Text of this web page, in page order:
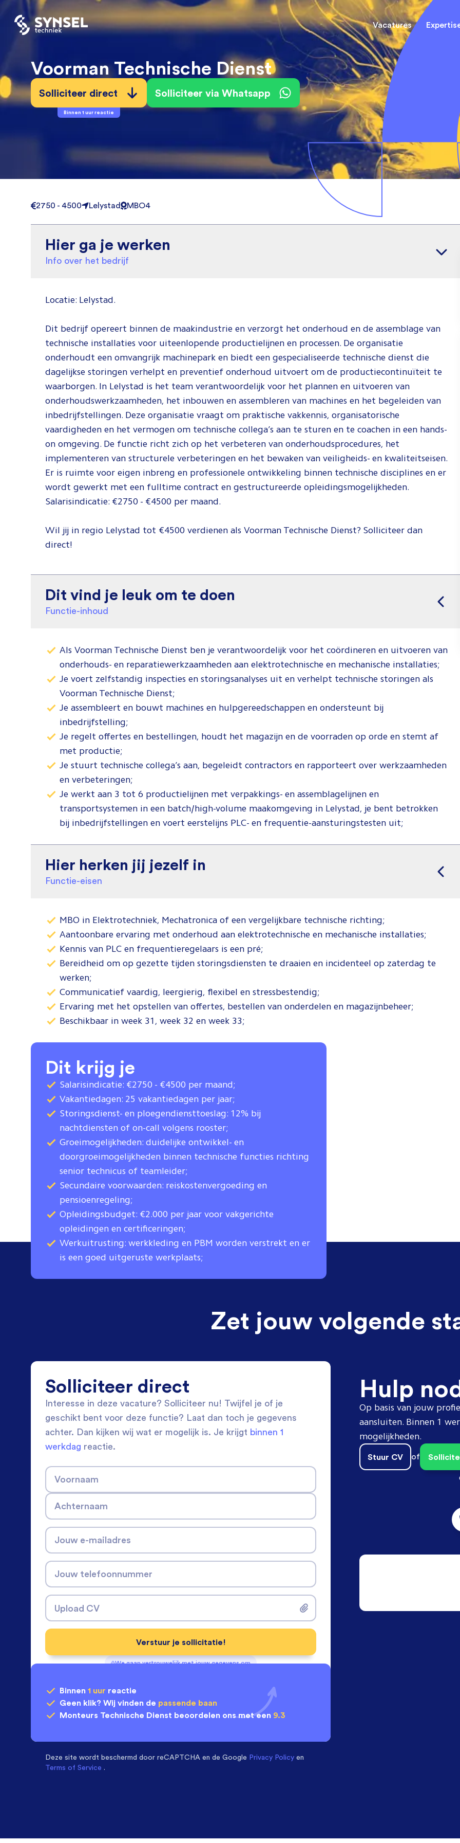
Vacatures
(Field) Service Engineers
Software & Electrical
Engineers
Monteurs binnendienst
Technisch-Commercieel
(Field) Service Engineers
Software & Electrical
Engineers
Monteurs binnendienst
Voorman Technische Dienst
Solliciteer direct
Binnen 1 uur reactie
Solliciteer via Whatsapp
voor
en wij weten
2750 - 4500 Lelystad MBO4
Hier ga je werken
Info over het bedrijf
Locatie: Lelystad.
Dit bedrijf opereert binnen de maakindustrie en verzorgt het onderhoud en de assemblage van
technische installaties voor uiteenlopende productielijnen en processen. De organisatie
onderhoudt een omvangrijk machinepark en biedt een gespecialiseerde technische dienst die
dagelijkse storingen verhelpt en preventief onderhoud uitvoert om de productiecontinuïteit te
waarborgen. In Lelystad is het team verantwoordelijk voor het plannen en uitvoeren van
onderhoudswerkzaamheden, het inbouwen en assembleren van machines en het begeleiden van
inbedrijfstellingen. Deze organisatie vraagt om praktische vakkennis, organisatorische
vaardigheden en het vermogen om technische collega’s aan te sturen en te coachen in een hands-
on omgeving. De functie richt zich op het verbeteren van onderhoudsprocedures, het
implementeren van structurele verbeteringen en het bewaken van veiligheids- en kwaliteitseisen.
Er is ruimte voor eigen inbreng en professionele ontwikkeling binnen technische disciplines en er
wordt gewerkt met een fulltime contract en gestructureerde opleidingsmogelijkheden.
Salarisindicatie: €2750 - €4500 per maand.
Wil jij in regio Lelystad tot €4500 verdienen als Voorman Technische Dienst? Solliciteer dan
direct!
Dit vind je leuk om te doen
Functie-inhoud
Als Voorman Technische Dienst ben je verantwoordelijk voor het coördineren en uitvoeren van
onderhouds- en reparatiewerkzaamheden aan elektrotechnische en mechanische installaties;
Je voert zelfstandig inspecties en storingsanalyses uit en verhelpt technische storingen als
Voorman Technische Dienst;
Je assembleert en bouwt machines en hulpgereedschappen en ondersteunt bij
inbedrijfstelling;
Je regelt offertes en bestellingen, houdt het magazijn en de voorraden op orde en stemt af
met productie;
Je stuurt technische collega’s aan, begeleidt contractors en rapporteert over werkzaamheden
en verbeteringen;
Je werkt aan 3 tot 6 productielijnen met verpakkings- en assemblagelijnen en
transportsystemen in een batch/high-volume maakomgeving in Lelystad, je bent betrokken
bij inbedrijfstellingen en voert eerstelijns PLC- en frequentie-aansturingstesten uit;
Hier herken jij jezelf in
Functie-eisen
MBO in Elektrotechniek, Mechatronica of een vergelijkbare technische richting;
Aantoonbare ervaring met onderhoud aan elektrotechnische en mechanische installaties;
Kennis van PLC en frequentieregelaars is een pré;
Bereidheid om op gezette tijden storingsdiensten te draaien en incidenteel op zaterdag te
werken;
Communicatief vaardig, leergierig, flexibel en stressbestendig;
Ervaring met het opstellen van offertes, bestellen van onderdelen en magazijnbeheer;
Beschikbaar in week 31, week 32 en week 33;
Dit krijg je
Salarisindicatie: €2750 - €4500 per maand;
Vakantiedagen: 25 vakantiedagen per jaar;
Storingsdienst- en ploegendiensttoeslag: 12% bij
nachtdiensten of on-call volgens rooster;
Groeimogelijkheden: duidelijke ontwikkel- en
doorgroeimogelijkheden binnen technische functies richting
senior technicus of teamleider;
Secundaire voorwaarden: reiskostenvergoeding en
pensioenregeling;
Opleidingsbudget: €2.000 per jaar voor vakgerichte
opleidingen en certificeringen;
Werkuitrusting: werkkleding en PBM worden verstrekt en er
is een goed uitgeruste werkplaats;
Zet jouw volgende
Solliciteer direct
Interesse in deze vacature? Solliciteer nu! Twijfel je of je
geschikt bent voor deze functie? Laat dan toch je gegevens
achter. Dan kijken wij wat er mogelijk is. Je krijgt binnen 1
werkdag reactie.
Voornaam
Achternaam
Jouw e-mailadres
Jouw telefoonnummer
Upload CV
We gaan vertrouwelijk met jouw gegevens om
Verstuur je sollicitatie!
Binnen 1 uur reactie
Geen klik? Wij vinden de passende baan
Monteurs Technische Dienst beoordelen ons met een 9.3
Deze site wordt beschermd door reCAPTCHA en de Google Privacy Policy en
Terms of Service .
Hulp
Op basis van jouw
aansluiten. Binnen 1
mogelijkheden.
Stuur CV of